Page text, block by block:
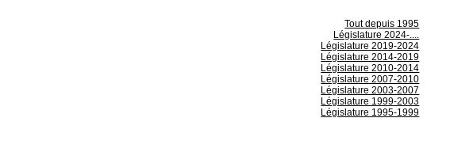
Tout depuis 1995
Législature 2024-....
Législature 2019-2024
Législature 2014-2019
Législature 2010-2014
Législature 2007-2010
Législature 2003-2007
Législature 1999-2003
Législature 1995-1999